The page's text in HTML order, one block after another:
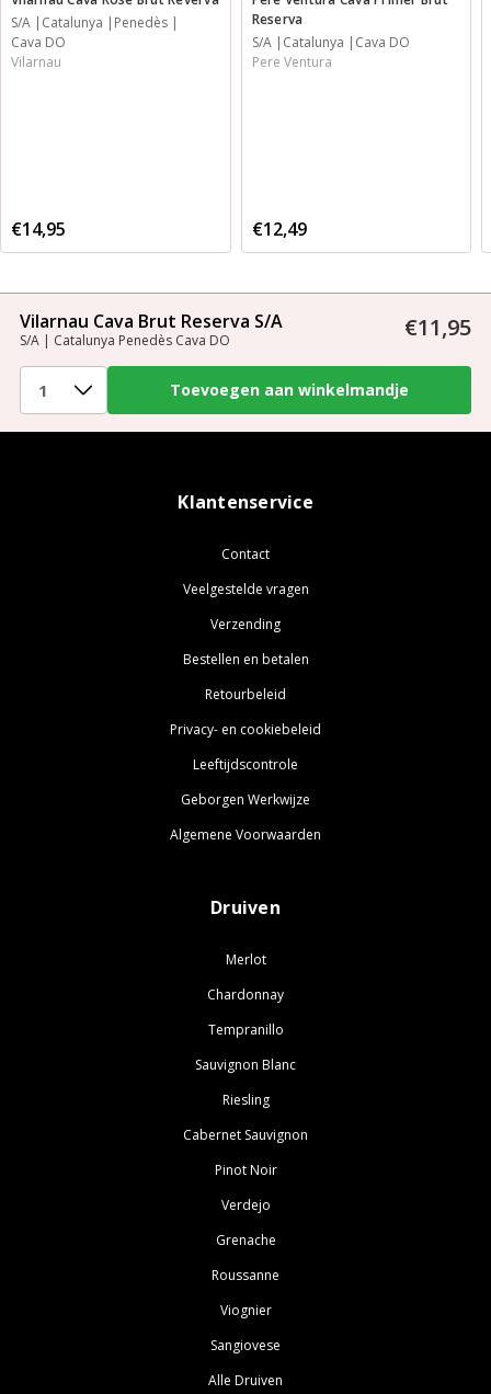
S/A
Catalunya
Penedès
Cava DO
Vilarnau
€14,95
Reserva
S/A
Catalunya
Cava DO
Pere Ventura
€12,49
Vilarnau Cava Brut Reserva S/A
S/A | Catalunya Penedès Cava DO €11,95
Klantenservice
Contact
Veelgestelde vragen
Verzending
Bestellen en betalen
Retourbeleid
Privacy- en cookiebeleid
Leeftijdscontrole
Geborgen Werkwijze
Algemene Voorwaarden
Druiven
Merlot
Chardonnay
Tempranillo
Sauvignon Blanc
Riesling
Cabernet Sauvignon
Pinot Noir
Verdejo
Grenache
Roussanne
Viognier
Sangiovese
Alle Druiven